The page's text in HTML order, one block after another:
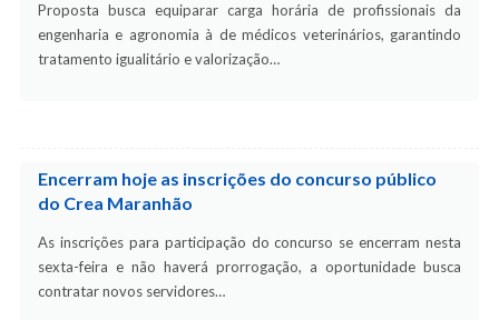
Proposta busca equiparar carga horária de profissionais da
engenharia e agronomia à de médicos veterinários, garantindo
tratamento igualitário e valorização…
Encerram hoje as inscrições do concurso público
do Crea Maranhão
As inscrições para participação do concurso se encerram nesta
sexta-feira e não haverá prorrogação, a oportunidade busca
contratar novos servidores…